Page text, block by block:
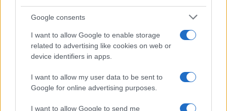
Google consents
I want to allow Google to enable storage
related to advertising like cookies on web or
device identifiers in apps.
I want to allow my user data to be sent to
Google for online advertising purposes.
I want to allow Google to send me
Jutri spremenjen prometni
režim zaradi izvedbe prireditve
Kmečki dan v Črni
jubilejni 70. Koroški turistični
teden s kar 70 dogodki
Več iz kategorije Novice